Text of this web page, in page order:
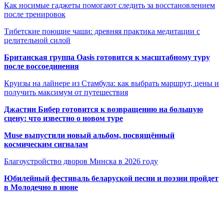
Как носимые гаджеты помогают следить за восстановлением
после тренировок
Тибетские поющие чаши: древняя практика медитации с
целительной силой
Британская группа Oasis готовится к масштабному туру
после воссоединения
Круизы на лайнере из Стамбула: как выбрать маршрут, цены и
получить максимум от путешествия
Джастин Бибер готовится к возвращению на большую
сцену: что известно о новом туре
Muse выпустили новый альбом, посвящённый
космическим сигналам
Благоустройство дворов Минска в 2026 году
Юбилейный фестиваль беларуской песни и поэзии пройдет
в Молодечно в июне